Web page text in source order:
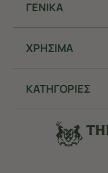
ΓΕΝΙΚΑ
ΧΡHΣΙΜΑ
ΚΑΤΗΓΟΡΙΕΣ